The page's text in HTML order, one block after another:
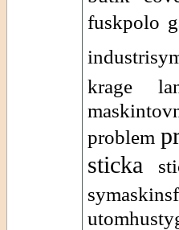
fuskpolo
krage
problem
sticka